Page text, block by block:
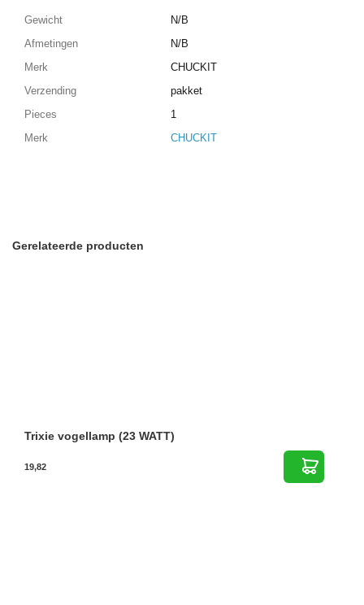
Gewicht
N/B
Afmetingen
N/B
Merk
CHUCKIT
Verzending
pakket
Pieces
1
Merk
CHUCKIT
Gerelateerde producten
Trixie vogellamp (23 WATT)
19,82